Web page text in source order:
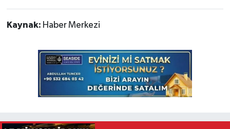
Kaynak: Haber Merkezi